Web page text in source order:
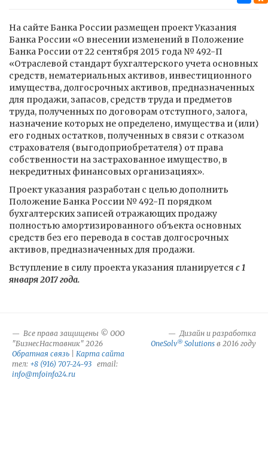
На сайте Банка России размещен проект Указания
Банка России «О внесении изменений в Положение
Банка России от 22 сентября 2015 года № 492-П
«Отраслевой стандарт бухгалтерского учета основных
средств, нематериальных активов, инвестиционного
имущества, долгосрочных активов, предназначенных
для продажи, запасов, средств труда и предметов
труда, полученных по договорам отступного, залога,
назначение которых не определено, имущества и (или)
его годных остатков, полученных в связи с отказом
страхователя (выгодоприобретателя) от права
собственности на застрахованное имущество, в
некредитных финансовых организациях».
Проект указания разработан с целью дополнить
Положение Банка России № 492-П порядком
бухгалтерских записей отражающих продажу
полностью амортизированного объекта основных
средств без его перевода в состав долгосрочных
активов, предназначенных для продажи.
Вступление в силу проекта указания планируется с 1
января 2017 года.
Все права защищены © ООО
"БизнесНаставник" 2026
Обратная связь
Карта сайта
тел: +8 (916) 707-24-93 email:
info@mfoinfo24.ru
Дизайн и разработка
OneSolv® Solutions в 2016 году